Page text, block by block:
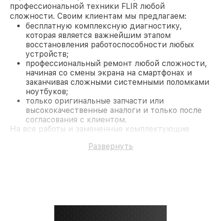
профессиональной техники FLIR любой
сложности. Своим клиентам мы предлагаем:
бесплатную комплексную диагностику,
которая является важнейшим этапом
восстановления работоспособности любых
устройств;
профессиональный ремонт любой сложности,
начиная со смены экрана на смартфонах и
заканчивая сложными системными поломками
ноутбуков;
только оригинальные запчасти или
высококачественные аналоги и только после
согласования с клиентом.
На все работы и замененные комплектующие
поломки по условиям гарантии, мы бесплатно
безупречной репутацией;
Развернуть